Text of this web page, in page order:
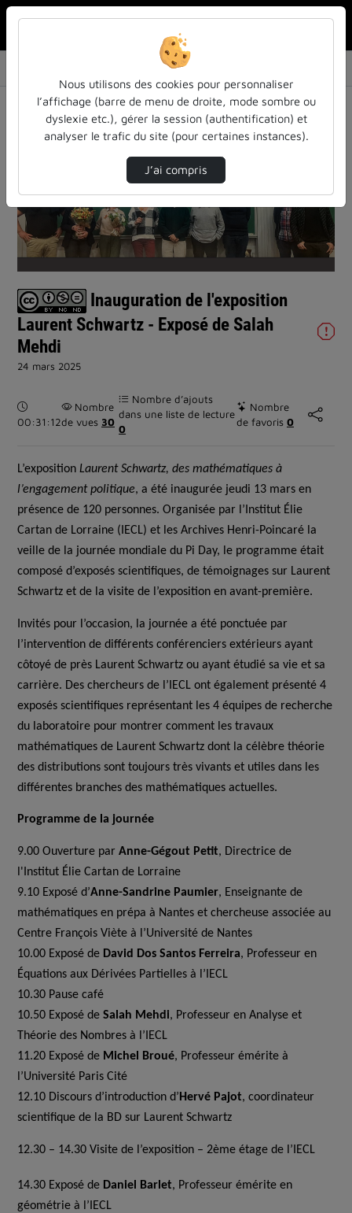
Inauguration de l'exposition Laurent Schwart…
Lire
la
vidéo
Inauguration de l'exposition
Laurent Schwartz - Exposé de Salah
Mehdi
24 mars 2025
Durée :
00:31:12
Nombre
de vues 30
Nombre d’ajouts
dans une liste de lecture
0
Nombre
de favoris 0
L’exposition Laurent Schwartz, des mathématiques à
l’engagement politique, a été inaugurée jeudi 13 mars en
présence de 120 personnes. Organisée par l’Institut Élie
Cartan de Lorraine (IECL) et les Archives Henri-Poincaré la
veille de la journée mondiale du Pi Day, le programme était
composé d’exposés scientifiques, de témoignages sur Laurent
Schwartz et de la visite de l’exposition en avant-première.
Invités pour l’occasion, la journée a été ponctuée par
l’intervention de différents conférenciers extérieurs ayant
côtoyé de près Laurent Schwartz ou ayant étudié sa vie et sa
carrière. Des chercheurs de l’IECL ont également présenté 4
exposés scientifiques représentant les 4 équipes de recherche
du laboratoire pour montrer comment les travaux
mathématiques de Laurent Schwartz dont la célèbre théorie
des distributions sont toujours très vivants et utiles dans les
différentes branches des mathématiques actuelles.
Programme de la journée
9.00 Ouverture par Anne-Gégout Petit, Directrice de
l'Institut Élie Cartan de Lorraine
9.10 Exposé d’Anne-Sandrine Paumier, Enseignante de
mathématiques en prépa à Nantes et chercheuse associée au
Centre François Viète à l’Université de Nantes
10.00 Exposé de David Dos Santos Ferreira, Professeur en
Équations aux Dérivées Partielles à l’IECL
10.30 Pause café
10.50 Exposé de Salah Mehdi, Professeur en Analyse et
Théorie des Nombres à l’IECL
11.20 Exposé de Michel Broué, Professeur émérite à
l’Université Paris Cité
12.10 Discours d’introduction d’ Hervé Pajot, coordinateur
scientifique de la BD sur Laurent Schwartz
12.30 – 14.30 Visite de l’exposition – 2ème étage de l’IECL
14.30 Exposé de Daniel Barlet, Professeur émérite en
géométrie à l’IECL
Nous utilisons des cookies pour personnaliser
l’affichage (barre de menu de droite, mode sombre ou
dyslexie etc.), gérer la session (authentification) et
analyser le trafic du site (pour certaines instances).
J’ai compris